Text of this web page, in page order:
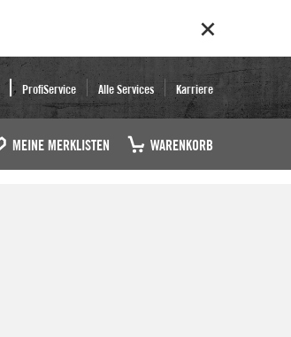
ProfiService Alle Services Karriere
MEINE MERKLISTEN WARENKORB